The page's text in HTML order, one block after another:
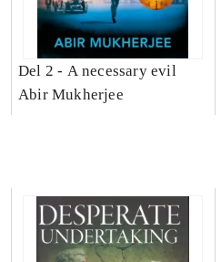
Del 2 - A necessary evil
Abir Mukherjee